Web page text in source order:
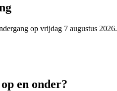
op vrijdag 7 augustus 2026.
en onder?